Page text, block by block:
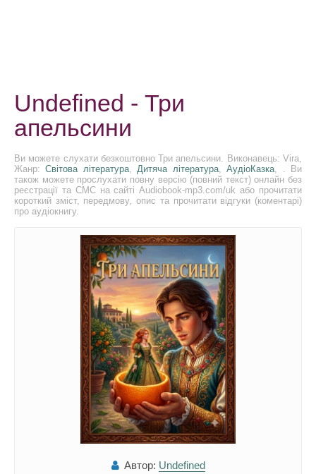
Undefined - Три
апельсини
Ви можете слухати безкоштовно Три апельсини. Виконавець: Vira,
Жанр:Світова література,Дитяча література,АудіоКазка, . Ви
також можете прослухати повну версію (повний текст) онлайн без
реєстрації та СМС на сайті Audiobook-mp3.com/uk або прочитати
короткий зміст, передмову, опис та прочитати відгуки (коментарі)
про аудіокнигу.
Автор: Undefined